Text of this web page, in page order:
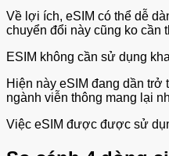
Về lợi ích, eSIM có thể dễ
chuyển đổi này cũng ko cần
ESIM không cần sử dụng
Hiện này eSIM đang dần
ngành viễn thông mang lại
Việc eSIM được được sử